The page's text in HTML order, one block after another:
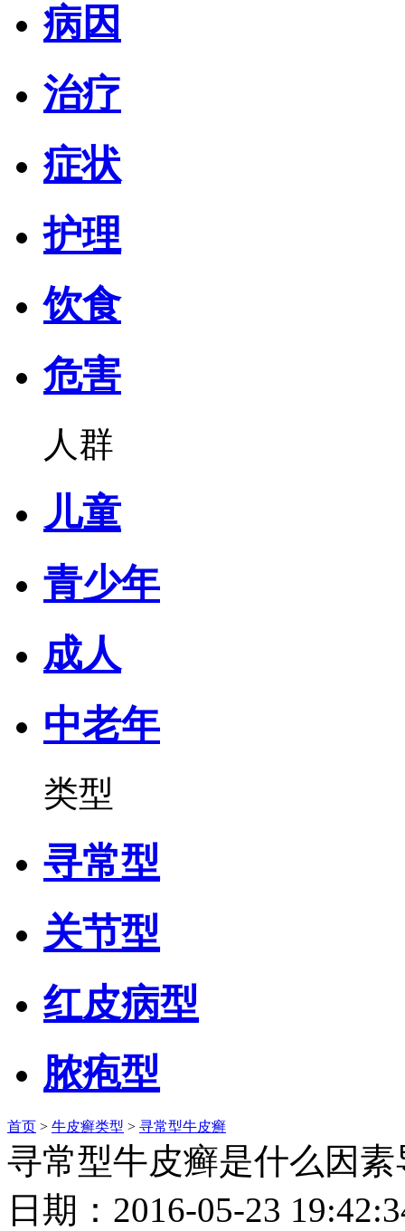
病因
治疗
症状
护理
饮食
危害
人群
儿童
青少年
成人
中老年
类型
寻常型
关节型
红皮病型
脓疱型
首页 > 牛皮癣类型 > 寻常型牛皮癣
寻常型牛皮癣是什么因素
日期：2016-05-23